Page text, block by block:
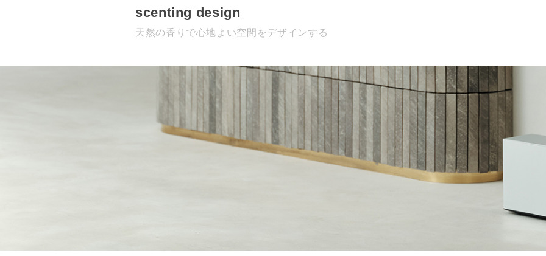
scenting design
天然の香りで心地よい空間をデザインする